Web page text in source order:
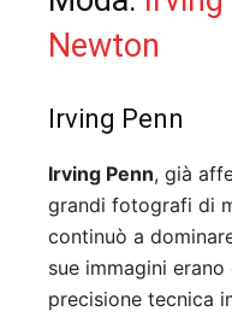
Newton
Irving Penn
Irving Penn, già
grandi fotografi di
continuò a
sue immagini
precisione tecnica